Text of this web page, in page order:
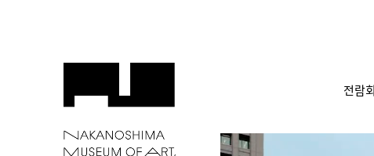
전람회